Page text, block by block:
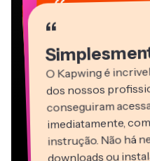
“
O Kapwing é
dos nossos
conseguiram
imediatamente,
instrução. Não há
downloads ou
“
“
“
“
“